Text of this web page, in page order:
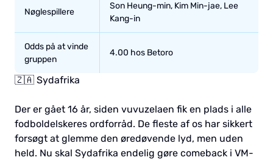
Nøglespillere
Son Heung-min, Kim Min-jae, Lee
Kang-in
Odds på at vinde
gruppen
4.00 hos Betoro
🇿🇦 Sydafrika
Der er gået 16 år, siden vuvuzelaen fik en plads i alle
fodboldelskeres ordforråd. De fleste af os har sikkert
forsøgt at glemme den øredøvende lyd, men uden
held. Nu skal Sydafrika endelig gøre comeback i VM-